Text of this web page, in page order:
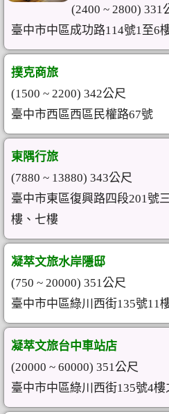
(2400 ~ 2800) 331
臺中市中區成功路114號1至6
撲克商旅
(1500 ~ 2200) 342公尺
臺中市西區西區民權路67號
東隅行旅
(7880 ~ 13880) 343公尺
臺中市東區復興路四段201​號
樓、七樓
凝萃文旅水岸隱邸
(750 ~ 20000) 351公尺
臺中市中區綠川西街135號11
凝萃文旅台中車站店
(20000 ~ 60000) 351公尺
臺中市中區綠川西街135號4樓